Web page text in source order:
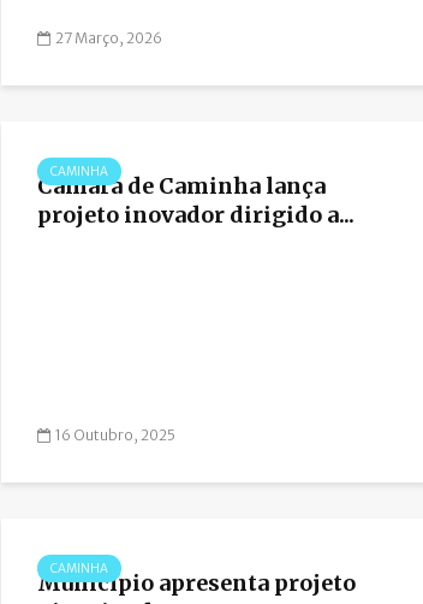
27 Março, 2026
CAMINHA
Câmara de Caminha lança
projeto inovador dirigido a...
16 Outubro, 2025
CAMINHA
Município apresenta projeto